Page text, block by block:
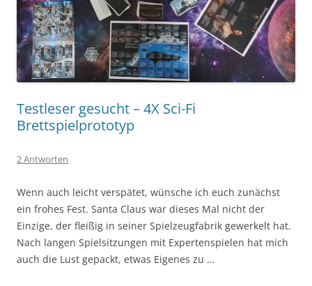
Testleser gesucht – 4X Sci-Fi
Brettspielprototyp
2 Antworten
Wenn auch leicht verspätet, wünsche ich euch zunächst
ein frohes Fest. Santa Claus war dieses Mal nicht der
Einzige, der fleißig in seiner Spielzeugfabrik gewerkelt hat.
Nach langen Spielsitzungen mit Expertenspielen hat mich
auch die Lust gepackt, etwas Eigenes zu …